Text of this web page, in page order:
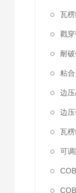
瓦
戳
耐
粘
边
边
瓦
可